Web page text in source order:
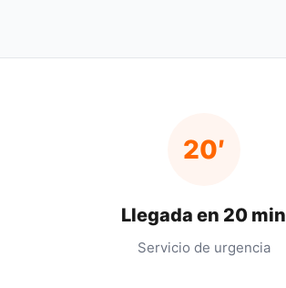
20′
Llegada en 20 min
Servicio de urgencia